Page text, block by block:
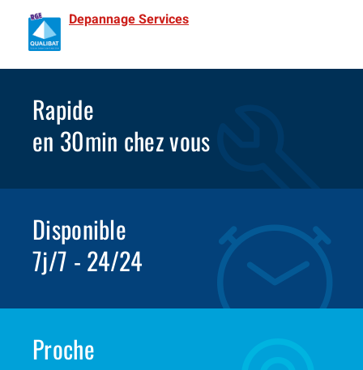
Depannage Services
Rapide
en 30min chez vous
Disponible
7j/7 - 24/24
Proche